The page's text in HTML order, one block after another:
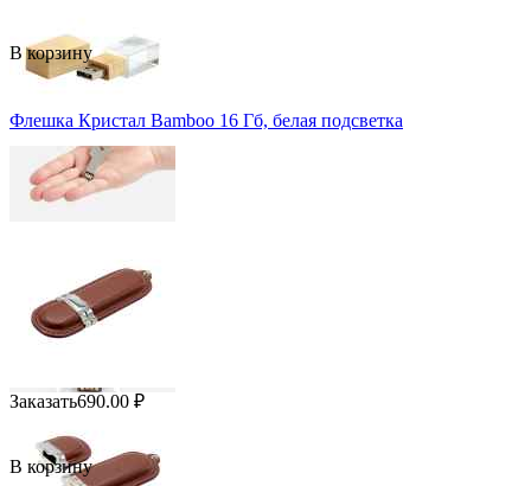
В корзину
Флешка Кристал Bamboo 16 Гб, белая подсветка
Заказать690.00 ₽
В корзину